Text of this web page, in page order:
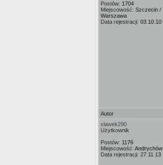
Postów: 1704
Miejscowość: Szczecin /
Warszawa
Data rejestracji: 03.10.10
Autor
slawek290
Użytkownik
Postów: 1176
Miejscowość: Andrychów
Data rejestracji: 27.11.13